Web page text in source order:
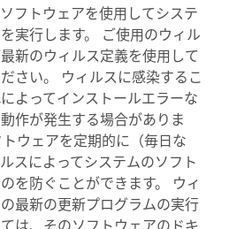
フトウェアを使用してシステ
実行します。 ご使用のウィル
新のウィルス定義を使用して
さい。 ウィルスに感染するこ
よってインストールエラーな
作が発生する場合がありま
ウェアを定期的に（毎日な
スによってシステムのソフト
を防ぐことができます。 ウィ
最新の更新プログラムの実行
は、そのソフトウェアのドキ